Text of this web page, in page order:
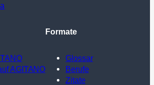
AGITANO
Formate
Glossar
Berufe
Zitate